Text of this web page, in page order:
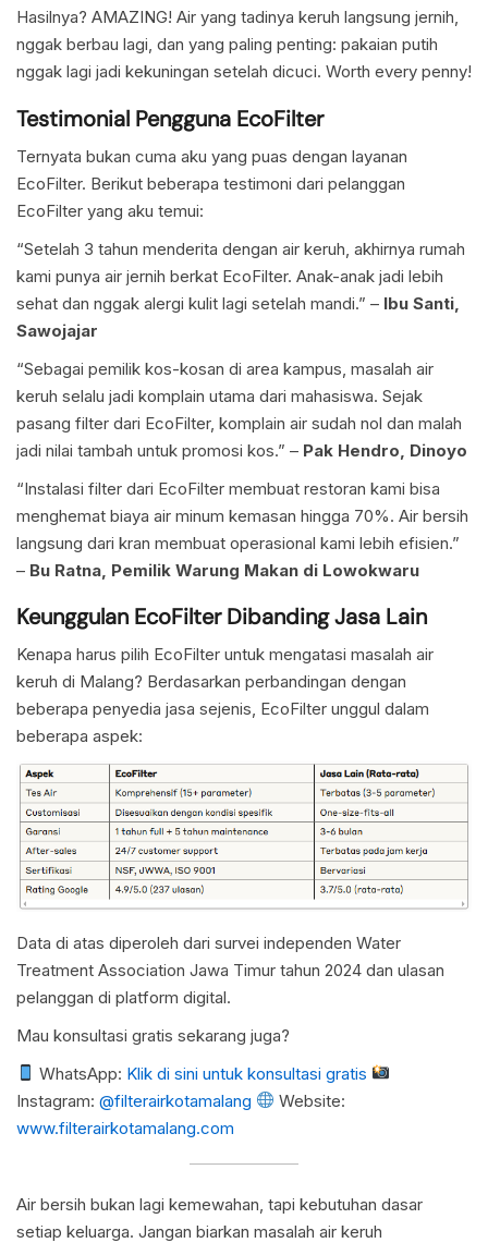
Hasilnya? AMAZING! Air yang tadinya keruh langsung jernih,
nggak berbau lagi, dan yang paling penting: pakaian putih
nggak lagi jadi kekuningan setelah dicuci. Worth every penny!
Testimonial Pengguna EcoFilter
Ternyata bukan cuma aku yang puas dengan layanan
EcoFilter. Berikut beberapa testimoni dari pelanggan
EcoFilter yang aku temui:
“Setelah 3 tahun menderita dengan air keruh, akhirnya rumah
kami punya air jernih berkat EcoFilter. Anak-anak jadi lebih
sehat dan nggak alergi kulit lagi setelah mandi.” – Ibu Santi,
Sawojajar
“Sebagai pemilik kos-kosan di area kampus, masalah air
keruh selalu jadi komplain utama dari mahasiswa. Sejak
pasang filter dari EcoFilter, komplain air sudah nol dan malah
jadi nilai tambah untuk promosi kos.” – Pak Hendro, Dinoyo
“Instalasi filter dari EcoFilter membuat restoran kami bisa
menghemat biaya air minum kemasan hingga 70%. Air bersih
langsung dari kran membuat operasional kami lebih efisien.”
– Bu Ratna, Pemilik Warung Makan di Lowokwaru
Keunggulan EcoFilter Dibanding Jasa Lain
Kenapa harus pilih EcoFilter untuk mengatasi masalah air
keruh di Malang? Berdasarkan perbandingan dengan
beberapa penyedia jasa sejenis, EcoFilter unggul dalam
beberapa aspek:
Data di atas diperoleh dari survei independen Water
Treatment Association Jawa Timur tahun 2024 dan ulasan
pelanggan di platform digital.
Mau konsultasi gratis sekarang juga?
WhatsApp: Klik di sini untuk konsultasi gratis
Instagram: @filterairkotamalang
Website:
www.filterairkotamalang.com
Air bersih bukan lagi kemewahan, tapi kebutuhan dasar
setiap keluarga. Jangan biarkan masalah air keruh